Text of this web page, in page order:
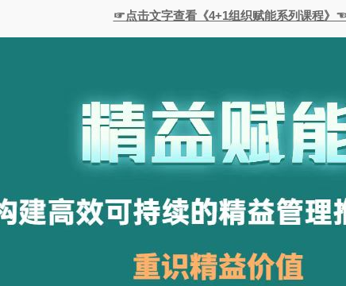
☞点击文字查看《4+1组织赋能系列课程》